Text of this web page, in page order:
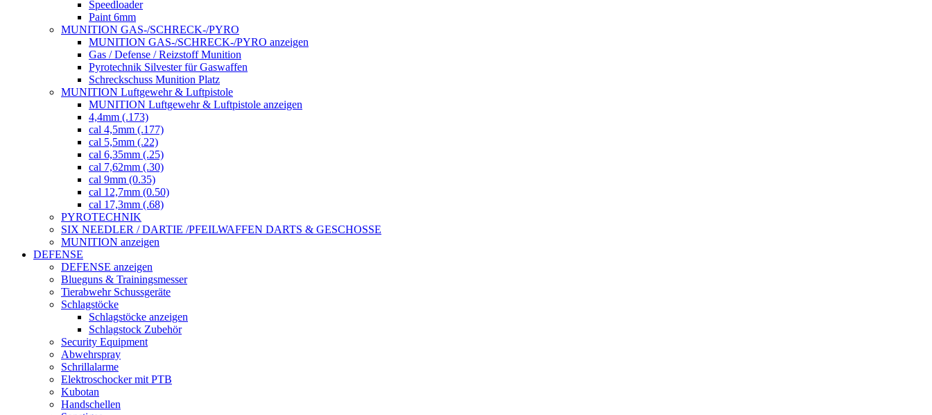
Speedloader
Paint 6mm
MUNITION GAS-/SCHRECK-/PYRO
MUNITION GAS-/SCHRECK-/PYRO anzeigen
Gas / Defense / Reizstoff Munition
Pyrotechnik Silvester für Gaswaffen
Schreckschuss Munition Platz
MUNITION Luftgewehr & Luftpistole
MUNITION Luftgewehr & Luftpistole anzeigen
4,4mm (.173)
cal 4,5mm (.177)
cal 5,5mm (.22)
cal 6,35mm (.25)
cal 7,62mm (.30)
cal 9mm (0.35)
cal 12,7mm (0.50)
cal 17,3mm (.68)
PYROTECHNIK
SIX NEEDLER / DARTIE /PFEILWAFFEN DARTS & GESCHOSSE
MUNITION anzeigen
DEFENSE
DEFENSE anzeigen
Blueguns & Trainingsmesser
Tierabwehr Schussgeräte
Schlagstöcke
Schlagstöcke anzeigen
Schlagstock Zubehör
Security Equipment
Abwehrspray
Schrillalarme
Elektroschocker mit PTB
Kubotan
Handschellen